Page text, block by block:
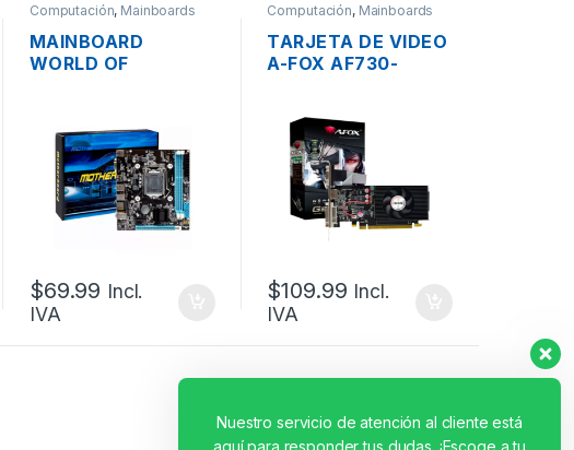
Computación, Mainboards
MAINBOARD
WORLD OF
S1150, 4TA, DDR3,
VIDEO VGA, HDMI,
1XPCI, 1XPCI-E,
USB3.0
$69.99 Incl.
IVA
Computación, Mainboards
TARJETA DE VIDEO
A-FOX AF730-
DDR3, NVIDIA, VGA,
HDMI, DVI
$109.99 Incl.
IVA
Nuestro servicio de atención al cliente está